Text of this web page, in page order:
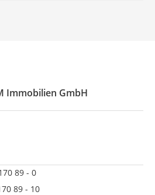
Immobilien GmbH
89 - 0
89 - 10